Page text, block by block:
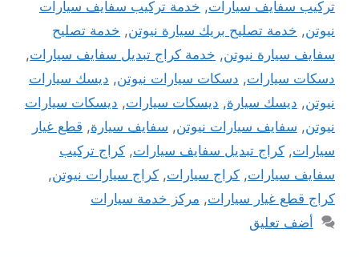
تركيب سفايف سيارات, خدمة تركيب سفايف سيارات
نيوتن, خدمة تصليح بريك سيارة نيوتن, خدمة تصليح
سفايف سيارة نيوتن, خدمة كراج تبديل سفايف سيارات,
دسكات سيارات, دسكات سيارات نيوتن, ديسك سيارات
نيوتن, ديسك سيارة, ديسكات سيارات, ديسكات سيارات
نيوتن, سفايف سيارات نيوتن, سفايف سيارة, قطع غيار
سيارات, كراج تبديل سفايف سيارات, كراج تركيب
سفايف سيارات, كراج سيارات, كراج سيارات نيوتن,
كراج قطع غيار سيارات, مركز خدمة سيارات
أضف تعليق